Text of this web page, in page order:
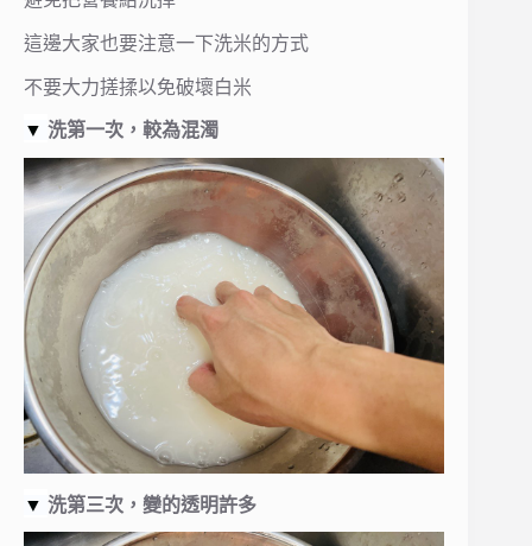
這邊大家也要注意一下洗米的方式
不要大力搓揉以免破壞白米
▼ 洗第一次，較為混濁
▼ 洗第三次，變的透明許多